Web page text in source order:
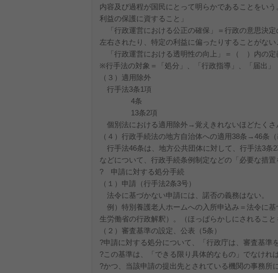
内容及び過程が国民にとって明らかであることをい
利益の保護に資すること」
「行政運営における公正の確保」＝行政の意思決
左右されたり、特定の利益に偏ったりすることがない
「行政運営における透明性の向上」＝（ ）内の定
※行手法の対象＝「処分」、「行政指導」、「届出」
（３）適用除外
行手法3条1項
4条
13条2項
個別法における適用除外→覚えきれないほどたくさ
（４）行政手続法の地方自治体への適用38条→46条（
行手法46条は、地方公共団体に対して、行手法3条
などについて、行政手続条例制定などの「必要な措置
? 申請に対する処分手続
（１）申請（行手法2条3号）
法令に基づかない申請には、諾否の義務はない。
例）特別養護老人ホームへの入所申込み＝法令に
生労働省の行政解釈）。（ほっぱらかしにされること
（２）審査基準の設定、公表（5条）
?申請に対する処分について、「行政庁は、審査基準
?この基準は、「できる限り具体的なもの」でなけれ
?かつ、当該申請の提出先とされている機関の事務所